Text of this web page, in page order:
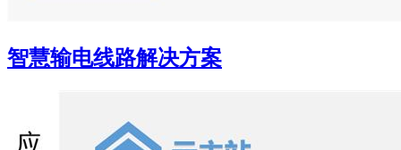
智慧输电线路解决方案